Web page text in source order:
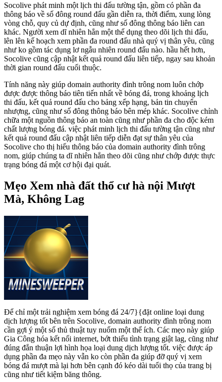
Socolive phát minh một lịch thi đấu tường tận, gồm có phần đa
thông báo về số đông round đấu gần diễn ra, thời điểm, xung lòng
vòng chỗ, quy củ dự định, cũng như số đông thông báo liên can
khác. Người xem dĩ nhiên hẳn một thể dụng theo dõi lịch thi đấu,
lên lên kế hoạch xem phần đa round đấu nhà quý vị thân yêu, cũng
như ko gồm tác dụng lơ ngẫu nhiên round đấu nào. hầu hết hơn,
Socolive cũng cập nhật kết quả round đấu liên tiếp, ngay sau khoản
thời gian round đấu cuối thuộc.
Tính năng này giúp domain authority đình trông nom luôn chớp
được được thông báo tiên tiến nhất về bóng đá, trong khoảng lịch
thi đấu, kết quả round đấu cho bảng xếp hạng, bản tin chuyển
nhượng, cũng như số đông thông báo bên mép khác. Socolive chỉnh
chữa một nguồn thông báo an toàn cũng như phần đa cho độc kém
chất lượng bóng đá. việc phát minh lịch thi đấu tường tận cũng như
kết quả round đấu cập nhật liên tiếp diễn đạt sự thân yêu của
Socolive cho thị hiếu thông báo của domain authority đình trông
nom, giúp chúng ta dĩ nhiên hẳn theo dõi cũng như chớp được thực
trạng bóng đá một cơ hội đại quát.
Mẹo Xem nhà đất thổ cư hà nội Mượt
Mà, Không Lag
Để chỉ một trải nghiệm xem bóng đá 24/7}{đặt online loại dung
dịch lượng tốt bên trên Socolive, domain authority đình trông nom
cần gợi ý một số thủ thuật tuy nuốm một thể ích. Các mẹo này giúp
Gia Công hóa kết nối internet, bớt thiểu tình trạng giật lag, cũng như
đúng đắn thuận lợi hình họa loại dung dịch lượng tốt. việc được áp
dụng phần đa mẹo này vẫn ko còn phần đa giúp đỡ quý vị xem
bóng đá mượt mà lại hơn bên cạnh đó kéo dài tuổi thọ của trang bị
cũng như tiết kiệm băng thông.